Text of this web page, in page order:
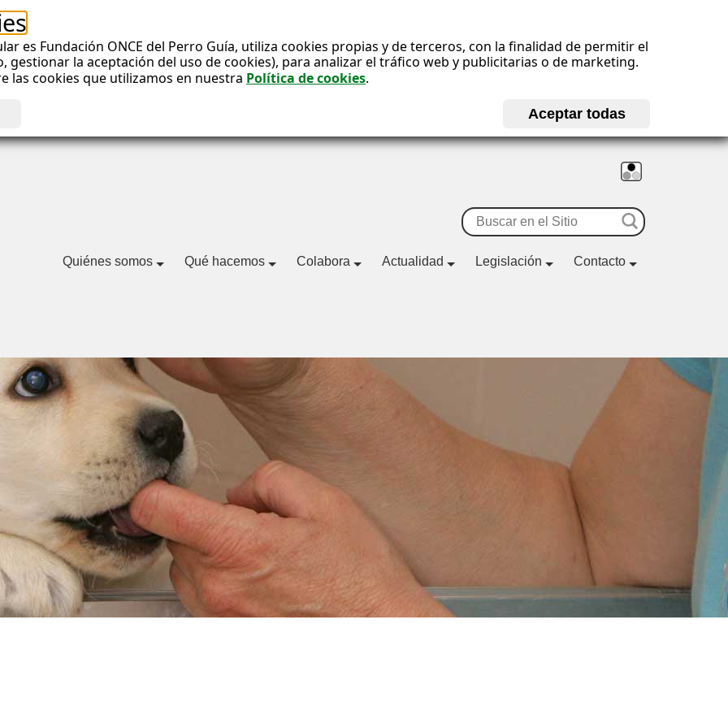
es Fundación ONCE del Perro Guía, utiliza cookies propias y de terceros, con la finalidad de permitir el
la aceptación del uso de cookies), para analizar el tráfico web y publicitarias o de marketing.
las cookies que utilizamos en nuestra Política de cookies.
Buscar
Quiénes somos Qué hacemos Colabora Actualidad Legislación Contacto